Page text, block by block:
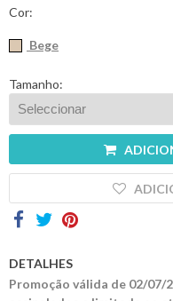
Cor:
Bege
Tamanho:
DETALHES
Promoção válida de 02/07/